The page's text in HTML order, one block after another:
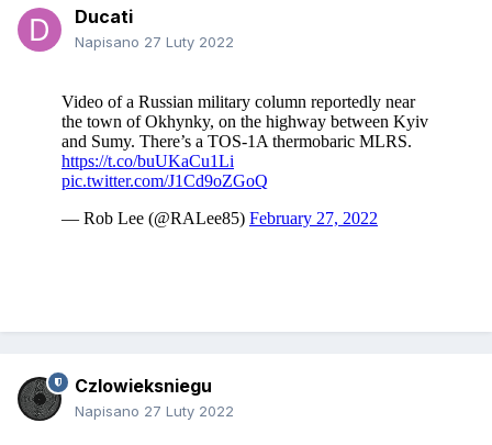
Ducati
Napisano 27 Luty 2022
Czlowieksniegu
Napisano 27 Luty 2022